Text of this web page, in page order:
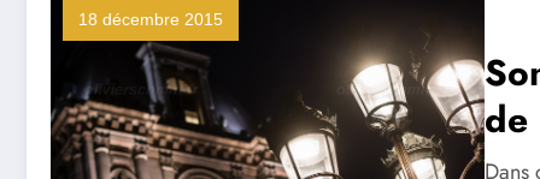
18 décembre 2015
de
Dans